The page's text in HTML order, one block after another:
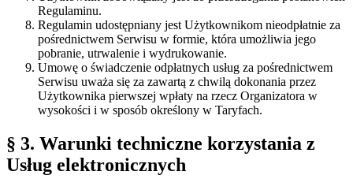
Regulaminu.
Regulamin udostępniany jest Użytkownikom nieodpłatnie za
pośrednictwem Serwisu w formie, która umożliwia jego
pobranie, utrwalenie i wydrukowanie.
Umowę o świadczenie odpłatnych usług za pośrednictwem
Serwisu uważa się za zawartą z chwilą dokonania przez
Użytkownika pierwszej wpłaty na rzecz Organizatora w
wysokości i w sposób określony w Taryfach.
§ 3. Warunki techniczne korzystania z
Usług elektronicznych